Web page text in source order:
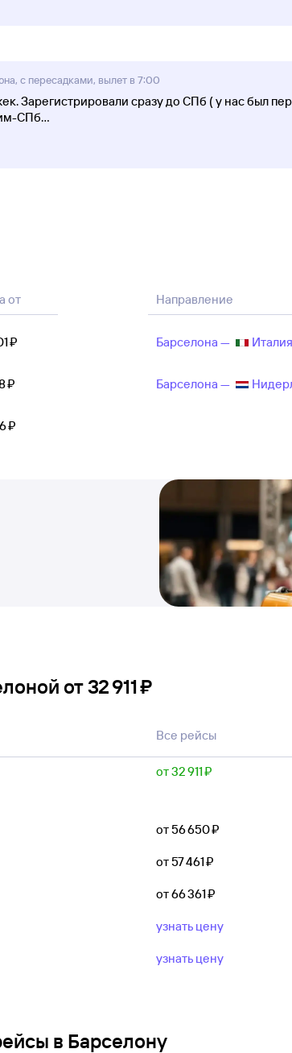
с пересадками, вылет в 7:00
Зарегистрировали сразу до СПб ( у нас был
СПб...
от
⁠₽
⁠₽
⁠₽
Направление
Барселона — Италия
Барселона —
от32 ⁠911 ⁠₽
Все рейсы
от 32 ⁠911 ⁠₽
от 56 ⁠650 ⁠₽
от 57 ⁠461 ⁠₽
от 66 ⁠361 ⁠₽
узнать цену
узнать цену
в Барселону